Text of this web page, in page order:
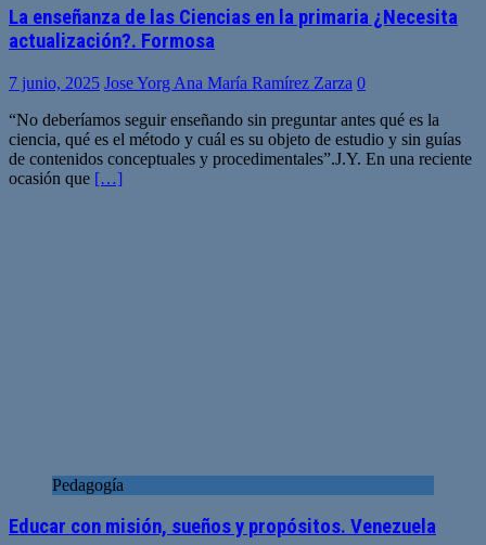
La enseñanza de las Ciencias en la primaria ¿Necesita
actualización?. Formosa
7 junio, 2025 Jose Yorg Ana María Ramírez Zarza 0
“No deberíamos seguir enseñando sin preguntar antes qué es la
ciencia, qué es el método y cuál es su objeto de estudio y sin guías
de contenidos conceptuales y procedimentales”.J.Y. En una reciente
ocasión que […]
Pedagogía
Educar con misión, sueños y propósitos. Venezuela